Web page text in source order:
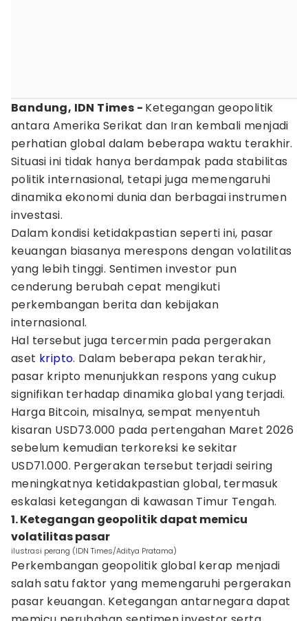
Bandung, IDN Times - Ketegangan geopolitik
antara Amerika Serikat dan Iran kembali menjadi
perhatian global dalam beberapa waktu terakhir.
Situasi ini tidak hanya berdampak pada stabilitas
politik internasional, tetapi juga memengaruhi
dinamika ekonomi dunia dan berbagai instrumen
investasi.
Dalam kondisi ketidakpastian seperti ini, pasar
keuangan biasanya merespons dengan volatilitas
yang lebih tinggi. Sentimen investor pun
cenderung berubah cepat mengikuti
perkembangan berita dan kebijakan
internasional.
Hal tersebut juga tercermin pada pergerakan
aset kripto. Dalam beberapa pekan terakhir,
pasar kripto menunjukkan respons yang cukup
signifikan terhadap dinamika global yang terjadi.
Harga Bitcoin, misalnya, sempat menyentuh
kisaran USD73.000 pada pertengahan Maret 2026
sebelum kemudian terkoreksi ke sekitar
USD71.000. Pergerakan tersebut terjadi seiring
meningkatnya ketidakpastian global, termasuk
eskalasi ketegangan di kawasan Timur Tengah.
1. Ketegangan geopolitik dapat memicu
volatilitas pasar
ilustrasi perang (IDN Times/Aditya Pratama)
Perkembangan geopolitik global kerap menjadi
salah satu faktor yang memengaruhi pergerakan
pasar keuangan. Ketegangan antarnegara dapat